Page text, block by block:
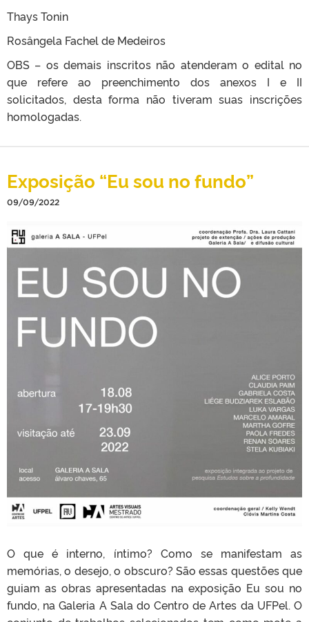
Thays Tonin
Rosângela Fachel de Medeiros
OBS – os demais inscritos não atenderam o edital no
que refere ao preenchimento dos anexos I e II
solicitados, desta forma não tiveram suas inscrições
homologadas.
Exposição “Eu sou no fundo”
09/09/2022
O que é interno, íntimo? Como se manifestam as
memórias, o desejo, o obscuro? São essas questões que
guiam as obras apresentadas na exposição Eu sou no
fundo, na Galeria A Sala do Centro de Artes da UFPel. O